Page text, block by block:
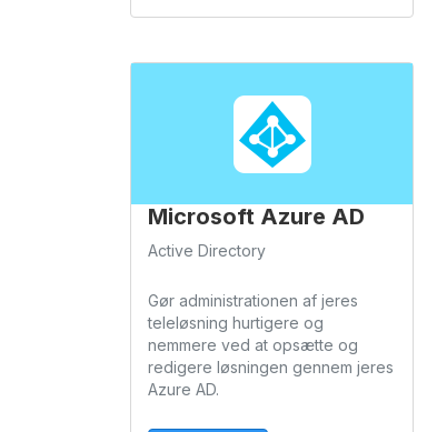
Microsoft Azure AD
Active Directory
Gør administrationen af jeres
teleløsning hurtigere og
nemmere ved at opsætte og
redigere løsningen gennem jeres
Azure AD.